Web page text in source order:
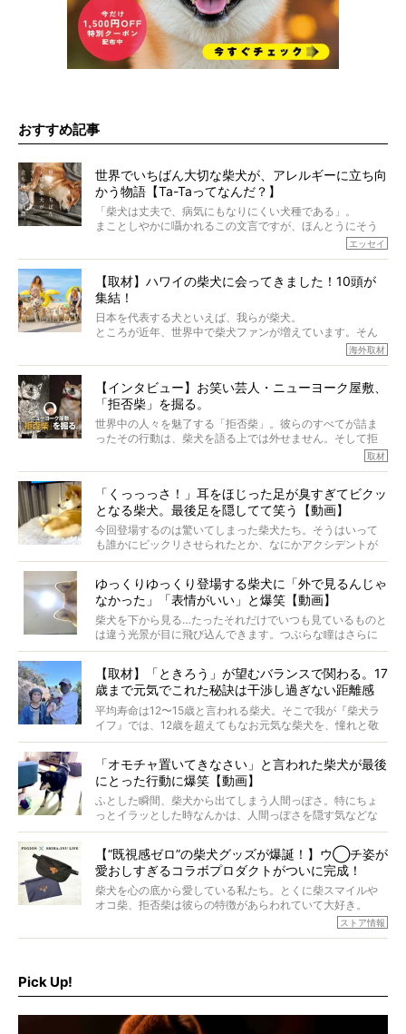
おすすめ記事
世界でいちばん大切な柴犬が、アレルギーに立ち向
かう物語【Ta-Taってなんだ？】
「柴犬は丈夫で、病気にもなりにくい犬種である」。
まことしやかに囁かれるこの文言ですが、ほんとうにそう
でも、いざそれぞれの個体を見ていくと、丈夫で病気にも
なりにくい、とは言えないような気もするのです。
実際に「病気にならない」などということはないし、飼い
主はそのためにやるべきことがある。
今回は、柴犬に関わる方たちすべてに読んで欲しい、ある
語でした。
※画像はすべてイメージです
※この記事は個人の感想であり、効果・効能を示すものではありません
エッセイ
【取材】ハワイの柴犬に会ってきました！10頭が
集結！
日本を代表する犬といえば、我らが柴犬。
ところが近年、世界中で柴犬ファンが増えています。そん
な中「柴犬ライフ」が目をつけたのは、南の楽園ハワイ。
そんな噂を聞きつけ、今回はハワイの柴犬たちを取材して
きました！
海外取材
【インタビュー】お笑い芸人・ニューヨーク屋敷、
「拒否柴」を掘る。
世界中の人々を魅了する「拒否柴」。彼らのすべてが詰ま
ったその行動は、柴犬を語る上では外せません。そして拒
否柴がここまで話題になるのは、“映える”ことも理由のひと
がるのでしょうか。
最近版画製作を始めた、お笑いコンビ「ニューヨーク」の
屋敷裕政さんに、拒否柴を掘っていただきました！ イン
タビューと合わせてご覧ください。
取材
「くっっっさ！」耳をほじった足が臭すぎてビクッ
となる柴犬。最後足を隠してて笑う【動画】
今回登場するのは驚いてしまった柴犬たち。そうはいって
も誰かにビックリさせられたとか、なにかアクシデントが
起きたとか、そういうことが原因ではありません。全ての
ゆっくりゆっくり登場する柴犬に「外で見るんじゃ
なかった」「表情がいい」と爆笑【動画】
柴犬を下から見る…たったそれだけでいつも見ているものと
は違う光景が目に飛び込んできます。つぶらな瞳はさらに
つぶらに見え、モフモフのお顔はさらにモフモフに見えま
【取材】「ときろう」が望むバランスで関わる。17
歳まで元気でこれた秘訣は干渉し過ぎない距離感
#38ときろう
平均寿命は12〜15歳と言われる柴犬。そこで我が『柴犬ラ
イフ』では、12歳を超えてもなお元気な柴犬を、憧れと敬
意を込めて“レジェンド柴”と呼んでいます。 この特集で
ォーカスし、その元気の秘訣や、老犬と暮らすうえで大切
だと思うことを、オーナーさんに語っていただきます。今
回登場してくれたのは、17歳のときろうくん。小さい頃か
ら食が細かったため、何でも食べさせてきたということで
「オモチャ置いてきなさい」と言われた柴犬が最後
にとった行動に爆笑【動画】
ふとした瞬間、柴犬から出てしまう人間っぽさ。特にちょ
っとイラッとした時なんかは、人間っぽさを隠す気などな
いように見えます。もしかして本当の本当は、中身は人間
【“既視感ゼロ”の柴犬グッズが爆誕！】ウ◯チ姿が
愛おしすぎるコラボプロダクトがついに完成！
柴犬を心の底から愛している私たち。とくに柴スマイルや
オコ柴、拒否柴は彼らの特徴があらわれていて大好き。
でもちょっと待て…もうひとつ、忘れてはならない愛おしい
ストア情報
Pick Up!